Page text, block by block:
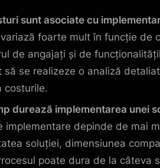
sunt asociate cu
foarte mult în funcție de
de angajați și de
să se realizeze o analiză
costurile.
durează implementarea unei
implementare depinde de mai
soluției, dimensiunea
poate dura de la câteva